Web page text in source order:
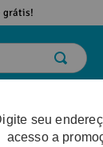
grátis!
seu
acesso a